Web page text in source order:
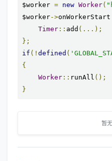
$worker = new Worker(
$worker->onWorkerStart
Timer :: add (...);
};
if (! defined (
{
Worker :: runAll ();
}
暂